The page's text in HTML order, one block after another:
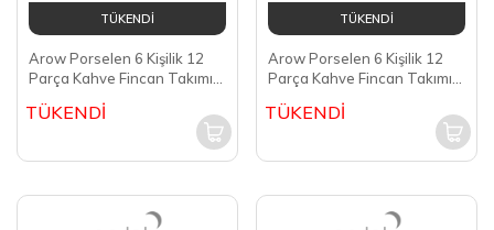
TÜKENDİ
Arow Porselen 6 Kişilik 12
Parça Kahve Fincan Takımı
DC1.TR-3376
TÜKENDİ
TÜKENDİ
Arow Porselen 6 Kişilik 12
Parça Kahve Fincan Takımı
DC1.TR-3379
TÜKENDİ